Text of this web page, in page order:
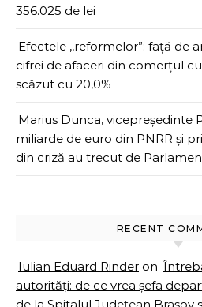
356.025 de lei
Efectele ,,reformelor”: față de
cifrei de afaceri din comerțul
scăzut cu 20,0%
Marius Dunca, vicepreședinte
miliarde de euro din PNRR și
din criză au trecut de
RECENT
Iulian Eduard Rinder on
autorități: de ce vrea șefa